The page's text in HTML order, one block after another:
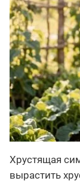
Хрустящая
вырастить